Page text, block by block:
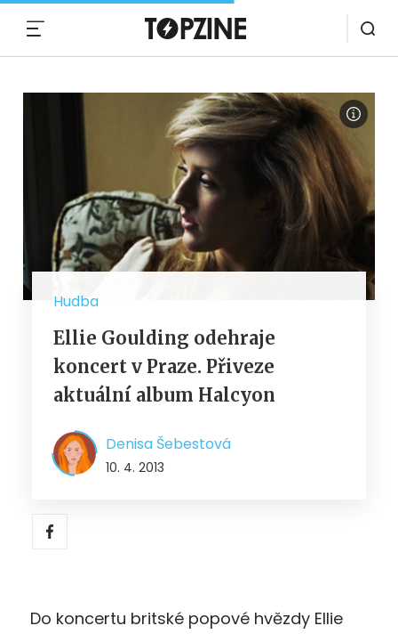
Hudba
Ellie Goulding odehraje
koncert v Praze. Přiveze
aktuální album Halcyon
Denisa Šebestová
10. 4. 2013
Do koncertu britské popové hvězdy Ellie